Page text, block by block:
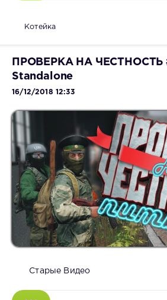
Котейка
ПРОВЕРКА НА ЧЕСТНОСТЬ
Standalone
16/12/2018 12:33
Старые Видео